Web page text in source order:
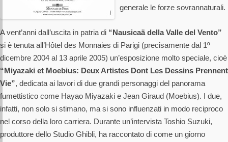
generale le forze sovrannaturali.
A vent’anni dall’uscita in patria di “Nausicaä della Valle del Vento”
si è tenuta all’Hôtel des Monnaies di Parigi (precisamente dal 1º
dicembre 2004 al 13 aprile 2005) un’esposizione molto speciale, cioè
“Miyazaki et Moebius: Deux Artistes Dont Les Dessins Prennent
Vie”, dedicata ai lavori di due grandi personaggi del panorama
fumettistico come Hayao Miyazaki e Jean Giraud (Moebius). I due,
infatti, non solo si stimano, ma si sono influenzati in modo reciproco
nel corso della loro carriera. Durante un’intervista Toshio Suzuki,
produttore dello Studio Ghibli, ha raccontato di come un giorno